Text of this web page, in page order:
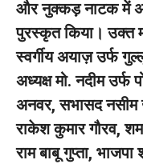
और नुक्कड़ नाटक में
पुरस्कृत किया। उक्त
स्वर्गीय अयाज़ उर्फ
अध्यक्ष मो. नदीम
अनवर, सभासद नसीम
राकेश कुमार गौरव,
राम बाबू गुप्ता,